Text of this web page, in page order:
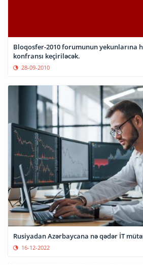
Bloqosfer-2010 forumunun yekunlarına
konfransı keçiriləcək.
28-09-2010
Rusiyadan Azərbaycana nə qədər İT
16-12-2022